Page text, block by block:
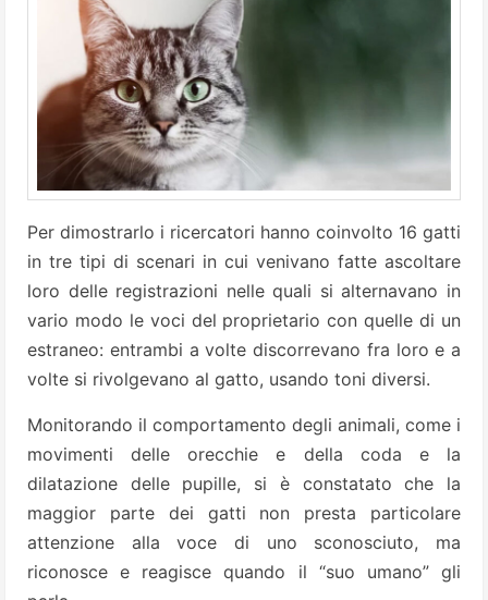
Per dimostrarlo i ricercatori hanno coinvolto 16 gatti
in tre tipi di scenari in cui venivano fatte ascoltare
loro delle registrazioni nelle quali si alternavano in
vario modo le voci del proprietario con quelle di un
estraneo: entrambi a volte discorrevano fra loro e a
volte si rivolgevano al gatto, usando toni diversi.
Monitorando il comportamento degli animali, come i
movimenti delle orecchie e della coda e la
dilatazione delle pupille, si è constatato che la
maggior parte dei gatti non presta particolare
attenzione alla voce di uno sconosciuto, ma
riconosce e reagisce quando il “suo umano” gli